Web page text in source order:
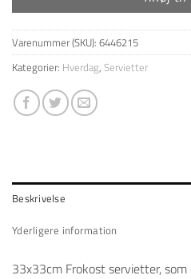
Varenummer (SKU): 6446215
Kategorier: Hverdag, Servietter
Beskrivelse
Yderligere information
33x33cm Frokost servietter,